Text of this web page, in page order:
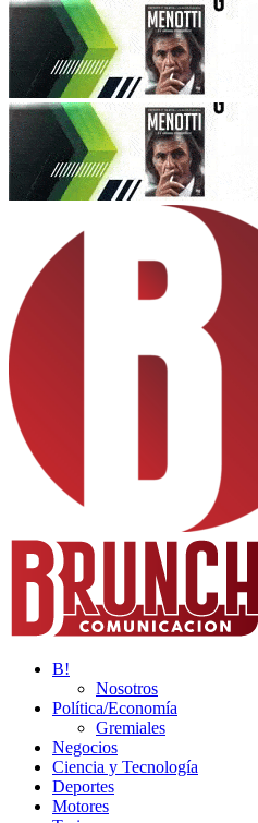
B!
Nosotros
Política/Economía
Gremiales
Negocios
Ciencia y Tecnología
Deportes
Motores